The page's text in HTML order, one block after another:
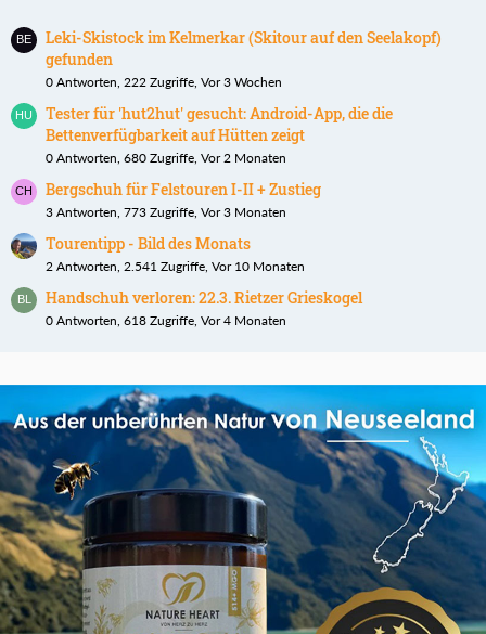
Leki-Skistock im Kelmerkar (Skitour auf den Seelakopf)
gefunden
0 Antworten, 222 Zugriffe, Vor 3 Wochen
Tester für 'hut2hut' gesucht: Android-App, die die
Bettenverfügbarkeit auf Hütten zeigt
0 Antworten, 680 Zugriffe, Vor 2 Monaten
Bergschuh für Felstouren I-II + Zustieg
3 Antworten, 773 Zugriffe, Vor 3 Monaten
Tourentipp - Bild des Monats
2 Antworten, 2.541 Zugriffe, Vor 10 Monaten
Handschuh verloren: 22.3. Rietzer Grieskogel
0 Antworten, 618 Zugriffe, Vor 4 Monaten